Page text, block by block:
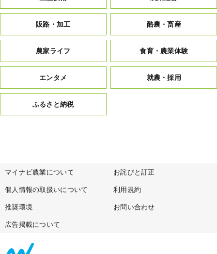
販路・加工 酪農・畜産
農家ライフ 食育・農業体験
エンタメ 就農・採用
ふるさと納税
マイナビ農業について お詫びと訂正
個人情報の取扱いについて 利用規約
推奨環境 お問い合わせ
広告掲載について